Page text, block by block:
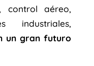
control aéreo,
industriales,
un gran futuro